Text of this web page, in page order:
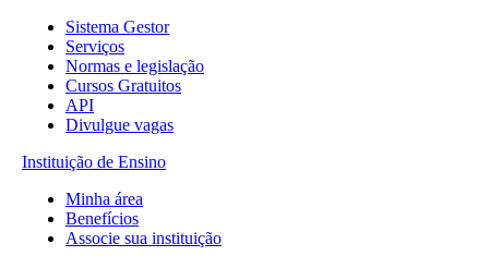
Sistema Gestor
Serviços
Normas e legislação
Cursos Gratuitos
API
Divulgue vagas
Instituição de Ensino
Minha área
Benefícios
Associe sua instituição